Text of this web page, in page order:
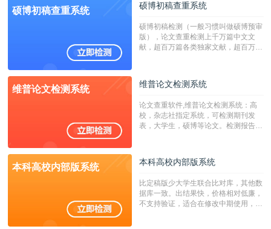
硕博初稿查重系统 硕博初稿查重系统
硕博初稿检测（一般习惯叫做硕博预审
版），论文查重检测上千万篇中文文
献，超百万篇各类独家文献，超百万港
校用来检测硕博论文的系统，检测范围
广，数据来源真实，检测算法合理!本
字符数30万）
维普论文检测系统 维普论文检测系统
论文查重软件,维普论文检测系统：高
校，杂志社指定系统，可检测期刊发
表，大学生，硕博等论文。检测报告支
本科高校内部版系统 本科高校内部版系统
比定稿版少大学生联合比对库，其他数
据库一致。出结果快，价格相对低廉，
不支持验证，适合在修改中期使用，定